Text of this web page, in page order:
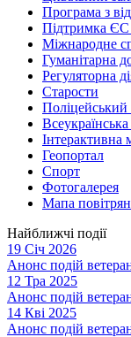
Програма з
Підтримка ЄС
Міжнародне
Гуманітарна
Регуляторна
Старости
Поліцейський
Інтерактивна
Геопортал
Спорт
Фотогалерея
Мапа
Найближчі події
19 Січ 2026
Анонс подій
12 Тра 2025
Анонс подій
14 Кві 2025
Анонс подій